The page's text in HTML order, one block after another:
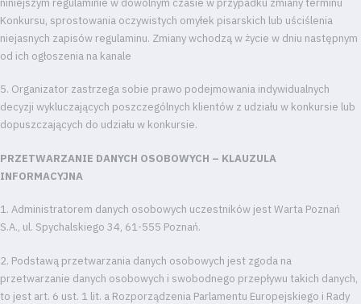
Tryb
oszczędności
energii
Konkursu, sprostowania oczywistych omyłek pisarskich lub uściślenia
niejasnych zapisów regulaminu. Zmiany wchodzą w życie w dniu następnym
od ich ogłoszenia na kanale
5. Organizator zastrzega sobie prawo podejmowania indywidualnych
decyzji wykluczających poszczególnych klientów z udziału w konkursie lub
dopuszczających do udziału w konkursie.
PRZETWARZANIE DANYCH OSOBOWYCH – KLAUZULA
INFORMACYJNA
1. Administratorem danych osobowych uczestników jest Warta Poznań
S.A., ul. Spychalskiego 34, 61-555 Poznań.
2. Podstawą przetwarzania danych osobowych jest zgoda na
przetwarzanie danych osobowych i swobodnego przepływu takich danych,
to jest art. 6 ust. 1 lit. a Rozporządzenia Parlamentu Europejskiego i Rady